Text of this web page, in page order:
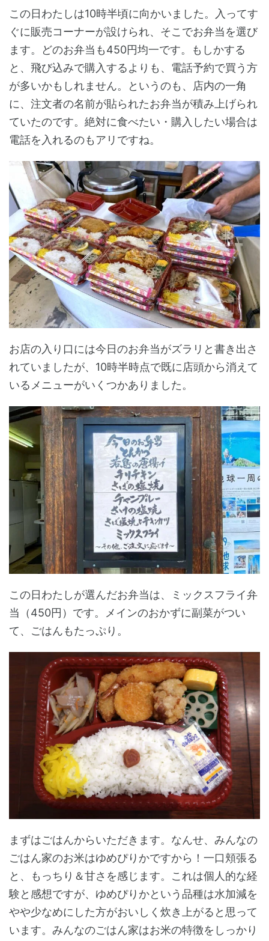
この日わたしは10時半頃に向かいました。入ってす
ぐに販売コーナーが設けられ、そこでお弁当を選び
ます。どのお弁当も450円均一です。もしかする
と、飛び込みで購入するよりも、電話予約で買う方
が多いかもしれません。というのも、店内の一角
に、注文者の名前が貼られたお弁当が積み上げられ
ていたのです。絶対に食べたい・購入したい場合は
電話を入れるのもアリですね。
お店の入り口には今日のお弁当がズラリと書き出さ
れていましたが、10時半時点で既に店頭から消えて
いるメニューがいくつかありました。
この日わたしが選んだお弁当は、ミックスフライ弁
当（450円）です。メインのおかずに副菜がつい
て、ごはんもたっぷり。
まずはごはんからいただきます。なんせ、みんなの
ごはん家のお米はゆめぴりかですから！一口頬張る
と、もっちり＆甘さを感じます。これは個人的な経
験と感想ですが、ゆめぴりかという品種は水加減を
やや少なめにした方がおいしく炊き上がると思って
います。みんなのごはん家はお米の特徴をしっかり